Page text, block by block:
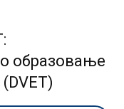
образовање
(DVET)